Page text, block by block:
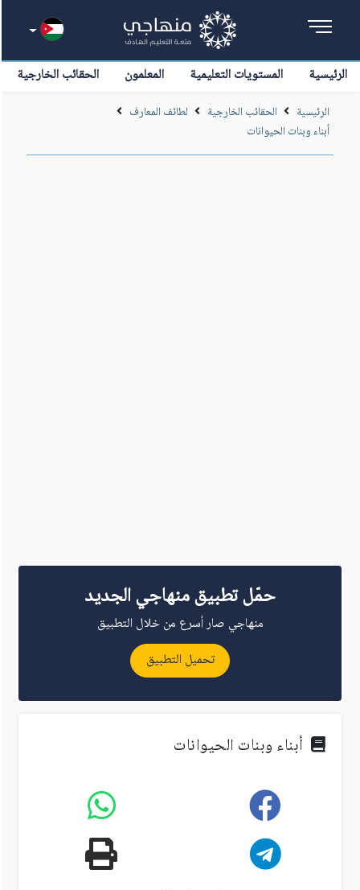
الرئيسية المستويات التعليمية المعلمون الحقائب الخارجية
الرئيسية الحقائب الخارجية
لطائف المعارف
أبناء وبنات الحيوانات
حمّل تطبيق منهاجي الجديد
منهاجي صار أسرع من خلال التطبيق
تحميل التطبيق
أبناء وبنات الحيوانات